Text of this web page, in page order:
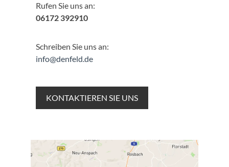
Rufen Sie uns an:
06172 392910
Schreiben Sie uns an:
info@denfeld.de
KONTAKTIEREN SIE UNS